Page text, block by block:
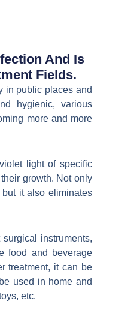
Bahasa Indonesia
日本語
And Is
Fields.
in public places and
hygienic, various
more and more
light of specific
growth. Not only
it also eliminates
instruments,
food and beverage
treatment, it can be
used in home and
etc.